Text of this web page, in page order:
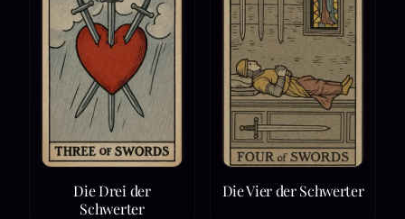
Die Drei der
Schwerter
Die Vier der Schwerter